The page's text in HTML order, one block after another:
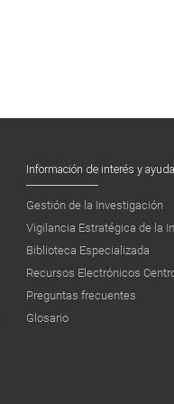
Información de interés y ayuda
Gestión de la Investigación
Vigilancia Estratégica de la
Biblioteca Especializada
Recursos Electrónicos
Preguntas frecuentes
Glosario